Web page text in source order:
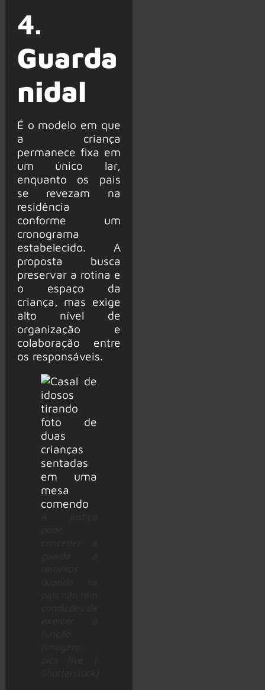
4.
Guarda
nidal
É o modelo em que
a criança
permanece fixa em
um único lar,
enquanto os pais
se revezam na
residência
conforme um
cronograma
estabelecido. A
proposta busca
preservar a rotina e
o espaço da
criança, mas exige
alto nível de
organização e
colaboração entre
os responsáveis.